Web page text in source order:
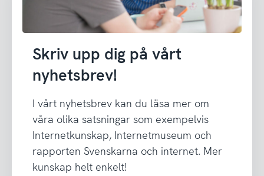
Skriv upp dig på vårt
nyhetsbrev!
I vårt nyhetsbrev kan du läsa mer om
våra olika satsningar som exempelvis
Internetkunskap, Internetmuseum och
rapporten Svenskarna och internet. Mer
kunskap helt enkelt!